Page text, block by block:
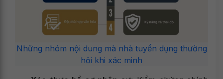
Những nhóm nội dung mà nhà tuyển dụng thường
hỏi khi xác minh